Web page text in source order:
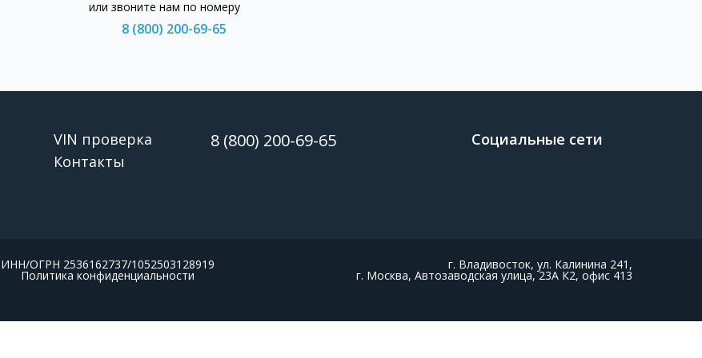
или звоните нам по номеру
8 (800) 200-69-65
VIN проверка
Контакты
8 (800) 200-69-65 Социальные сети
ИНН/ОГРН 2536162737/1052503128919
Политика конфиденциальности
г. Владивосток, ул. Калинина 241,
г. Москва, Автозаводская улица, 23А К2, офис 413